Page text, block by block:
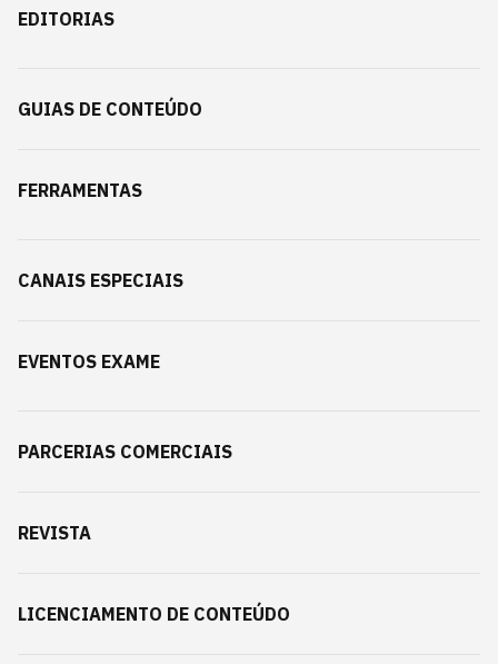
EDITORIAS
GUIAS DE CONTEÚDO
FERRAMENTAS
CANAIS ESPECIAIS
EVENTOS EXAME
PARCERIAS COMERCIAIS
REVISTA
LICENCIAMENTO DE CONTEÚDO